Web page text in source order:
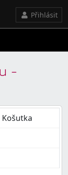
Přihlásit
-
Košutka